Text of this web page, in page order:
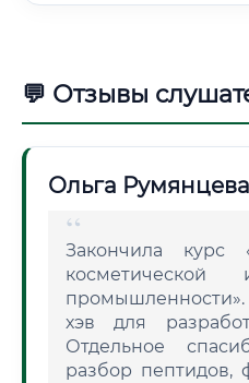
💬 Отзывы
Ольга Румянцева
Закончила курс
хэв для
Отдельное
разбор пептидов,